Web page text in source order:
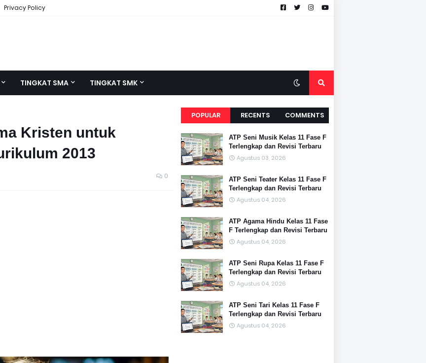
Privacy Policy
TINGKAT SMA TINGKAT SMK
Kristen untuk
2013
0
POPULAR RECENTS COMMENTS
ATP Seni Musik Kelas 11 Fase F
Terlengkap dan Revisi Terbaru
Agustus 03, 2026
ATP Seni Teater Kelas 11 Fase F
Terlengkap dan Revisi Terbaru
Agustus 04, 2026
ATP Agama Hindu Kelas 11 Fase
F Terlengkap dan Revisi Terbaru
Agustus 04, 2026
ATP Seni Rupa Kelas 11 Fase F
Terlengkap dan Revisi Terbaru
Agustus 04, 2026
ATP Seni Tari Kelas 11 Fase F
Terlengkap dan Revisi Terbaru
Agustus 04, 2026